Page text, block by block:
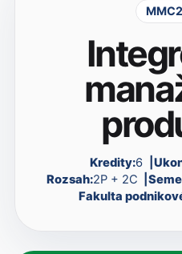
Kredity:6
Rozsah:2P + 2C
Fakulta